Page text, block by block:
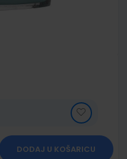
DODAJ U KOŠARICU